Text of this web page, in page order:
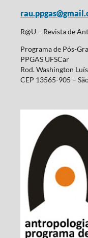
R@U – Revista de
Programa de Pós-
PPGAS UFSCar
Rod. Washington
CEP 13565-905 –